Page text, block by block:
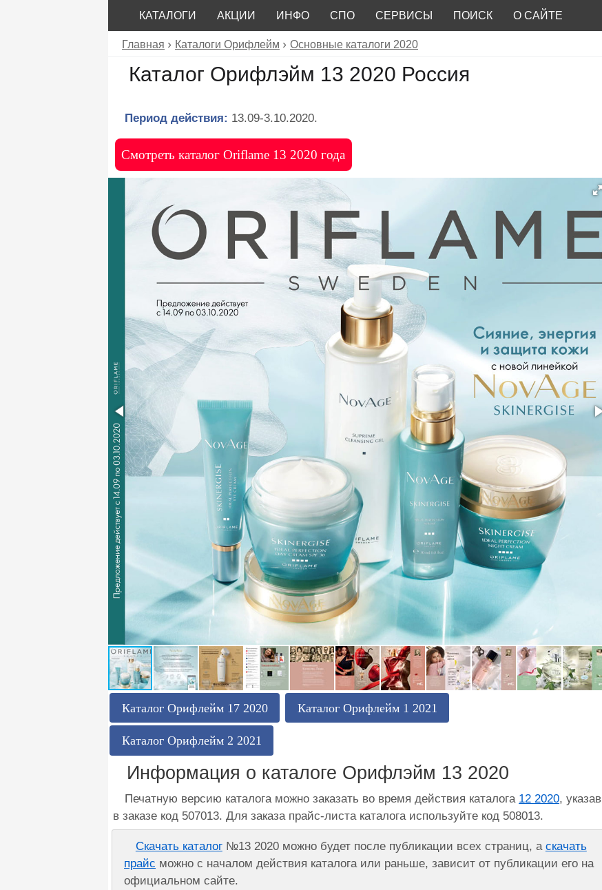
КАТАЛОГИ АКЦИИ ИНФО СПО СЕРВИСЫ ПОИСК О САЙТЕ
Главная Каталоги Орифлейм Основные каталоги 2020
Каталог Орифлэйм 13 2020 Россия
Период действия: 13.09-3.10.2020.
Смотреть каталог Oriflame 13 2020 года
Каталог Орифлейм 17 2020 Каталог Орифлейм 1 2021
Каталог Орифлейм 2 2021
Информация о каталоге Орифлэйм 13 2020
Печатную версию каталога можно заказать во время действия каталога 12 2020, указав
в заказе код 507013. Для заказа прайс-листа каталога используйте код 508013.
Скачать каталог№13 2020 можно будет после публикации всех страниц, а скачать
прайс можно с началом действия каталога или раньше, зависит от публикации его на
официальном сайте.